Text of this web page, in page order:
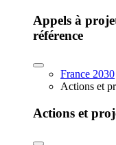
Appels à
référence
France 2030
Actions et
Actions et